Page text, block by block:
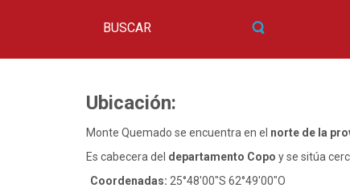
Ubicación:
Monte Quemado se encuentra en el norte de la
Es cabecera del departamento Copo y se sitúa
Coordenadas: 25°48′00″S 62°49′00″O